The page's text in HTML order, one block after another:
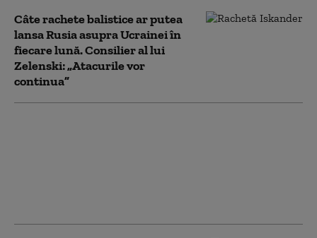
Câte rachete balistice ar putea
lansa Rusia asupra Ucrainei în
fiecare lună. Consilier al lui
Zelenski: „Atacurile vor
continua”